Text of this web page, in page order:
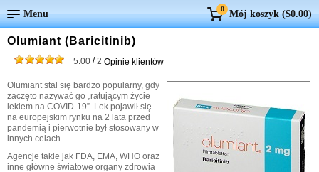
Menu 0 Mój koszyk ($0.00)
Olumiant (Baricitinib)
5.00 /2 Opinie klientów
Olumiant stał się bardzo popularny, gdy
zaczęto nazywać go „ratującym życie
lekiem na COVID-19”. Lek pojawił się
na europejskim rynku na 2 lata przed
pandemią i pierwotnie był stosowany w
innych celach.
Agencje takie jak FDA, EMA, WHO oraz
inne główne światowe organy zdrowia